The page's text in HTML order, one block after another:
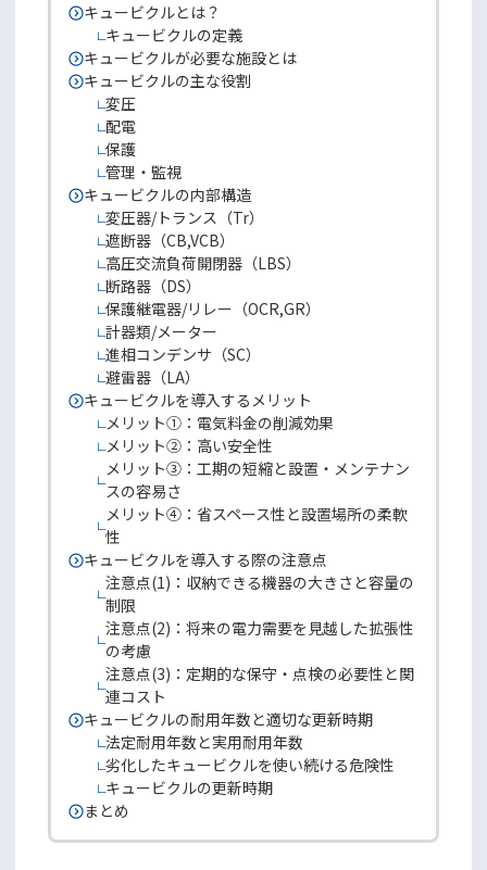
キュービクルとは？
キュービクルの定義
キュービクルが必要な施設とは
キュービクルの主な役割
変圧
配電
保護
管理・監視
キュービクルの内部構造
変圧器/トランス（Tr）
遮断器（CB,VCB）
高圧交流負荷開閉器（LBS）
断路器（DS）
保護継電器/リレー（OCR,GR）
計器類/メーター
進相コンデンサ（SC）
避雷器（LA）
キュービクルを導入するメリット
メリット①：電気料金の削減効果
メリット②：高い安全性
メリット③：工期の短縮と設置・メンテナン
スの容易さ
メリット④：省スペース性と設置場所の柔軟
性
キュービクルを導入する際の注意点
注意点(1)：収納できる機器の大きさと容量の
制限
注意点(2)：将来の電力需要を見越した拡張性
の考慮
注意点(3)：定期的な保守・点検の必要性と関
連コスト
キュービクルの耐用年数と適切な更新時期
法定耐用年数と実用耐用年数
劣化したキュービクルを使い続ける危険性
キュービクルの更新時期
まとめ